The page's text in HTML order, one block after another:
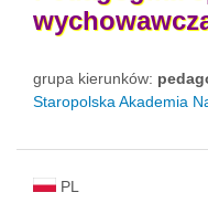
grupa kierunków:
Staropolska Akademia
PL